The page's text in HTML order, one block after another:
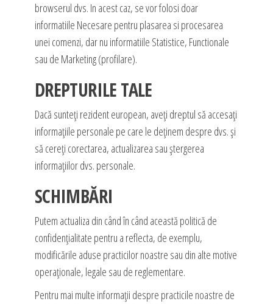
browserul dvs. In acest caz, se vor folosi doar
informatiile Necesare pentru plasarea si procesarea
unei comenzi, dar nu informatiile Statistice, Functionale
sau de Marketing (profilare).
DREPTURILE TALE
Dacă sunteți rezident european, aveți dreptul să accesați
informațiile personale pe care le deținem despre dvs. și
să cereți corectarea, actualizarea sau ștergerea
informațiilor dvs. personale.
SCHIMBĂRI
Putem actualiza din când în când această politică de
confidențialitate pentru a reflecta, de exemplu,
modificările aduse practicilor noastre sau din alte motive
operaționale, legale sau de reglementare.
Pentru mai multe informații despre practicile noastre de